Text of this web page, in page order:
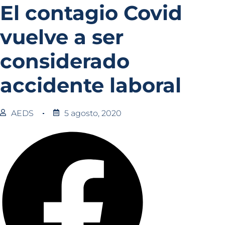
El contagio Covid
vuelve a ser
considerado
accidente laboral
AEDS 5 agosto, 2020